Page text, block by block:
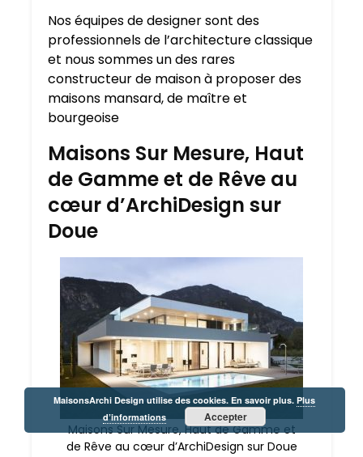
Nos équipes de designer sont des
professionnels de l’architecture classique
et nous sommes un des rares
constructeur de maison à proposer des
maisons mansard, de maître et
bourgeoise
Maisons Sur Mesure, Haut
de Gamme et de Rêve au
cœur d’ArchiDesign sur
Doue
Maisons Sur Mesure, Haut de Gamme et
de Rêve au cœur d’ArchiDesign sur Doue
MaisonsArchi Design utilise des cookies. En savoir plus.Plus
d’informations
Accepter